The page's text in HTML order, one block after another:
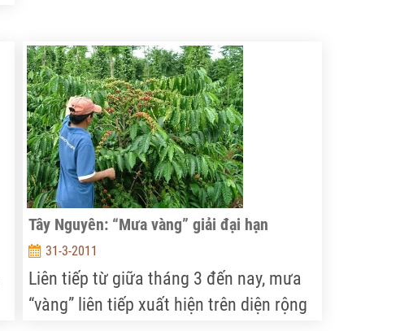
chúng tôi đi qua. Trên bến, dưới thuyền,
nhiều ngư phủ đang lục tục tháo gỡ ngư
cụ...
Tây Nguyên: “Mưa vàng” giải đại hạn
31-3-2011
Liên tiếp từ giữa tháng 3 đến nay, mưa
“vàng” liên tiếp xuất hiện trên diện rộng